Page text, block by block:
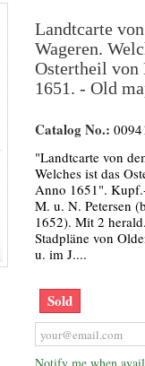
Landtcarte
Wageren.
Ostertheil von
1651. - Old
Catalog No.:
"Landtcarte von
Welches ist das
Anno 1651".
M. u. N. Petersen
1652). Mit 2
Stadpläne von
u. im J....
Sold